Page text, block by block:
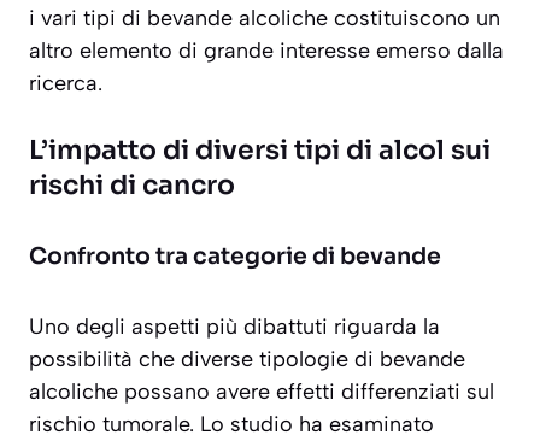
i vari tipi di bevande alcoliche costituiscono un
altro elemento di grande interesse emerso dalla
ricerca.
L’impatto di diversi tipi di alcol sui
rischi di cancro
Confronto tra categorie di bevande
Uno degli aspetti più dibattuti riguarda la
possibilità che diverse tipologie di bevande
alcoliche possano avere effetti differenziati sul
rischio tumorale. Lo studio ha esaminato